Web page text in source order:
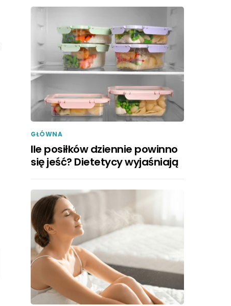
GŁÓWNA
Ile posiłków dziennie powinno
się jeść? Dietetycy wyjaśniają